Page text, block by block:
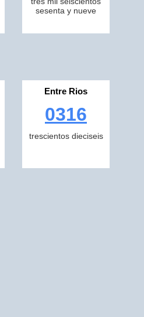
sesenta y nueve
Entre Rios
0316
trescientos dieciseis